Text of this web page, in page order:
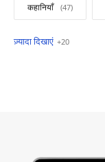
कहानियाँ
खबरें फटाफट
Hindi Stories